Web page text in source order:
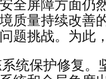
全屏障方面仍
质量持续改善
题挑战。为此
统保护修复。